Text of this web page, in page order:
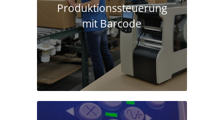
Produktions­steuerung
mit Barcode